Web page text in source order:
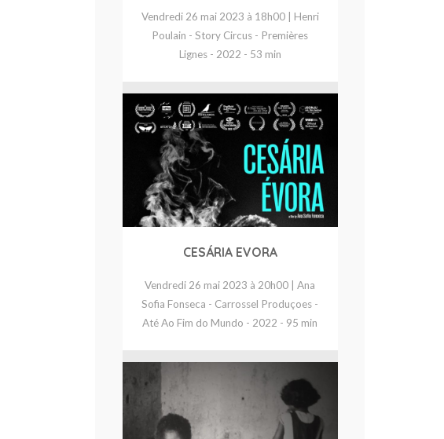
Vendredi 26 mai 2023 à 18h00 | Henri
Poulain - Story Circus - Premières
Lignes - 2022 - 53 min
CESÁRIA EVORA
Vendredi 26 mai 2023 à 20h00 | Ana
Sofia Fonseca - Carrossel Produçoes -
Até Ao Fim do Mundo - 2022 - 95 min